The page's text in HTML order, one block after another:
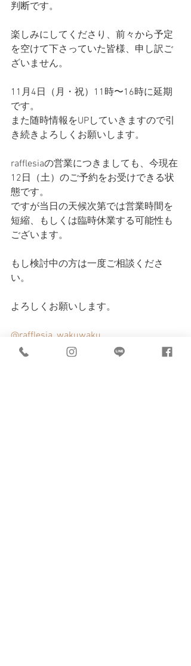
判断です。
楽しみにしてくださり、前々から予定
を空けて下さっていた皆様、申し訳ご
ざいません。
11月4日（月・祝）11時〜16時に延期
です。
また随時情報をUPしていきますので引
き続きよろしくお願いします。
rafflesiaの営業につきましても、今現在
12日（土）のご予約をお受けできる状
態です。
ですが当日の天候次第では営業時間を
短縮、もしくは臨時休業する可能性も
ございます。
もし検討中の方は一度ご相談くださ
い。
よろしくお願いします。
@rafflesia_wakuwaku